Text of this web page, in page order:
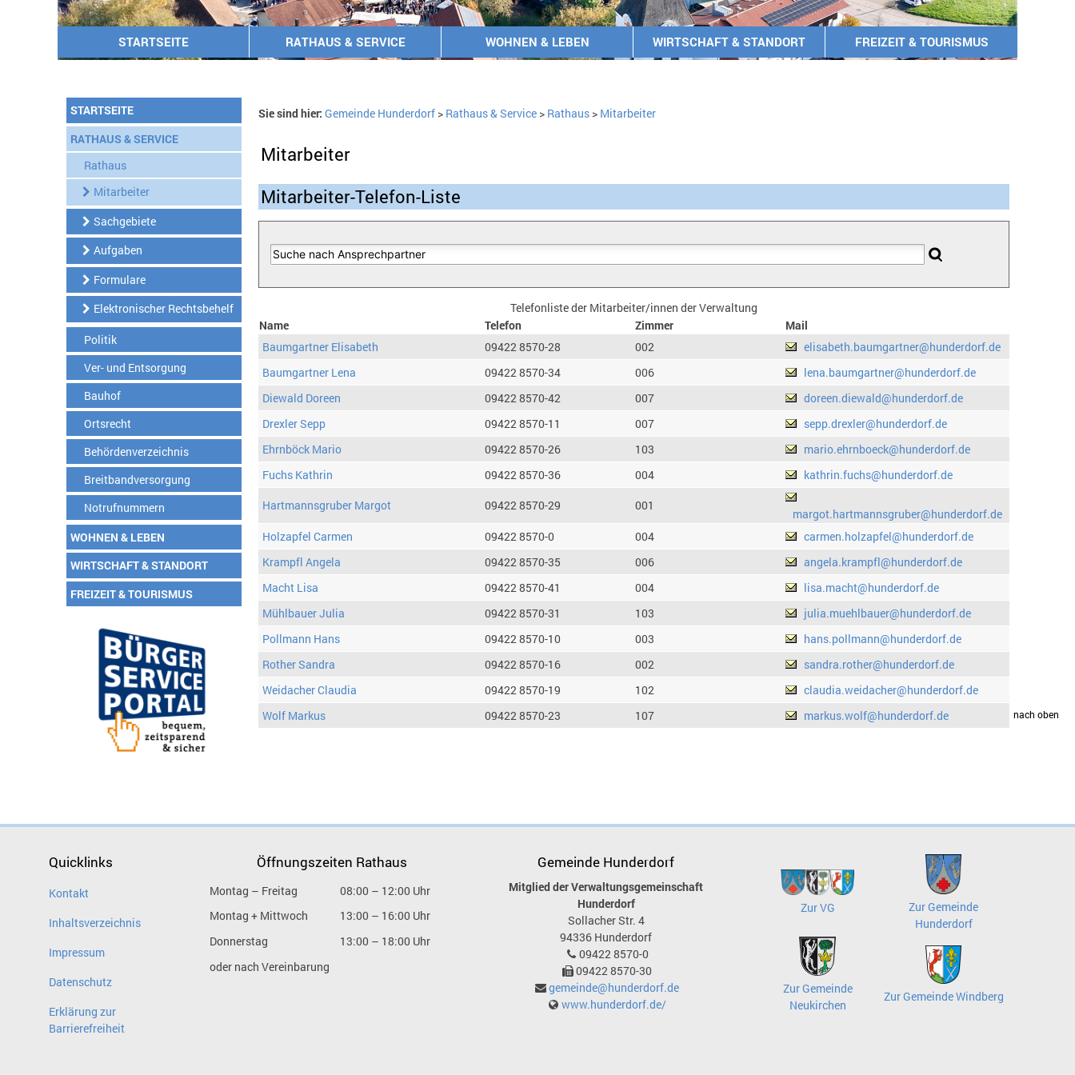
STARTSEITE RATHAUS & SERVICE WOHNEN & LEBEN WIRTSCHAFT & STANDORT FREIZEIT & TOURISMUS
STARTSEITE
RATHAUS & SERVICE
Rathaus
Mitarbeiter
Sachgebiete
Aufgaben
Formulare
Elektronischer Rechtsbehelf
Politik
Ver- und Entsorgung
Bauhof
Ortsrecht
Behördenverzeichnis
Breitbandversorgung
Notrufnummern
WOHNEN & LEBEN
WIRTSCHAFT & STANDORT
FREIZEIT & TOURISMUS
Sie sind hier: Gemeinde Hunderdorf> Rathaus & Service> Rathaus> Mitarbeiter
Mitarbeiter
Mitarbeiter-Telefon-Liste
Telefonliste der Mitarbeiter/innen der Verwaltung
Name
Telefon Zimmer
Mail
Baumgartner Elisabeth
09422 8570-28 002
elisabeth.baumgartner@hunderdorf.de
Baumgartner Lena
09422 8570-34 006
lena.baumgartner@hunderdorf.de
Diewald Doreen
09422 8570-42 007
doreen.diewald@hunderdorf.de
Drexler Sepp
09422 8570-11 007
sepp.drexler@hunderdorf.de
Ehrnböck Mario
09422 8570-26 103
mario.ehrnboeck@hunderdorf.de
Fuchs Kathrin
09422 8570-36 004
kathrin.fuchs@hunderdorf.de
Hartmannsgruber Margot
09422 8570-29 001
margot.hartmannsgruber@hunderdorf.de
Holzapfel Carmen
09422 8570-0 004
carmen.holzapfel@hunderdorf.de
Krampfl Angela
09422 8570-35 006
angela.krampfl@hunderdorf.de
Macht Lisa
09422 8570-41 004
lisa.macht@hunderdorf.de
Mühlbauer Julia
09422 8570-31 103
julia.muehlbauer@hunderdorf.de
Pollmann Hans
09422 8570-10 003
hans.pollmann@hunderdorf.de
Rother Sandra
09422 8570-16 002
sandra.rother@hunderdorf.de
Weidacher Claudia
09422 8570-19 102
claudia.weidacher@hunderdorf.de
Wolf Markus
09422 8570-23 107 markus.wolf@hunderdorf.dedrucken nach oben
Quicklinks
Kontakt
Inhaltsverzeichnis
Impressum
Datenschutz
Erklärung zur
Barrierefreiheit
Öffnungszeiten Rathaus
Montag – Freitag
08:00 – 12:00 Uhr
Montag + Mittwoch
13:00 – 16:00 Uhr
Donnerstag
13:00 – 18:00 Uhr
oder nach Vereinbarung
Gemeinde Hunderdorf
Mitglied der Verwaltungsgemeinschaft
Hunderdorf
Sollacher Str. 4
94336 Hunderdorf
09422 8570-0
09422 8570-30
gemeinde@hunderdorf.de
www.hunderdorf.de/
Zur VG
Zur Gemeinde
Hunderdorf
Zur Gemeinde
Neukirchen
Zur Gemeinde Windberg